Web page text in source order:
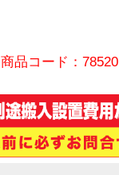
商品コード：78520